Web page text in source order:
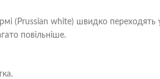
(Prussian white) швидко переходять
повільніше.